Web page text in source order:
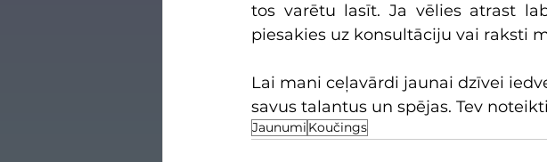
tos varētu lasīt. Ja vēlies atrast
piesakies uz konsultāciju vai raksti
Lai mani ceļavārdi jaunai dzīvei
savus talantus un spējas. Tev
Jaunumi Koučings